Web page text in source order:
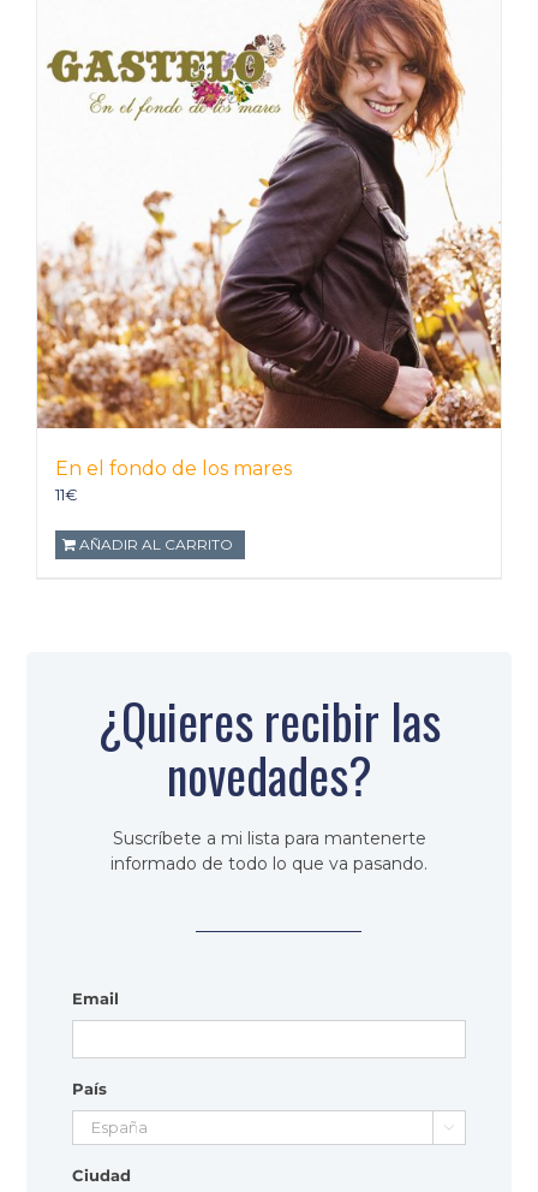
En el fondo de los mares
11€
AÑADIR AL CARRITO
¿Quieres recibir las
novedades?
Suscríbete a mi lista para mantenerte
informado de todo lo que va pasando.
Email
País

Ciudad